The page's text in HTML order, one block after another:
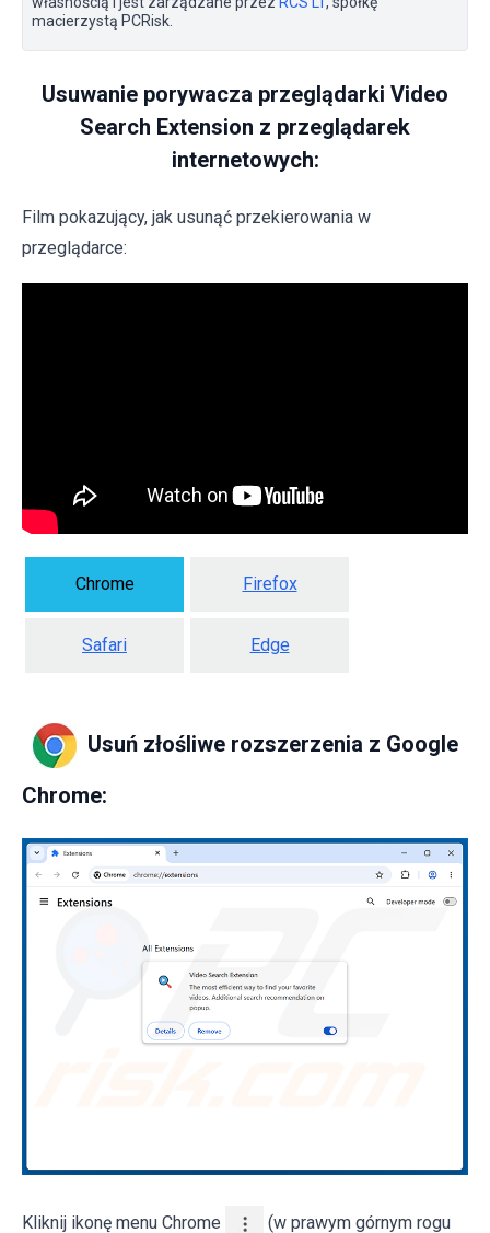
macierzystą PCRisk.
Usuwanie porywacza przeglądarki Video
Search Extension z przeglądarek
internetowych:
Film pokazujący, jak usunąć przekierowania w
przeglądarce:
Chrome Firefox
Safari Edge
Usuń złośliwe rozszerzenia z Google
Chrome:
Kliknij ikonę menu Chrome (w prawym górnym rogu